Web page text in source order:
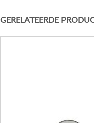
GERELATEERDE